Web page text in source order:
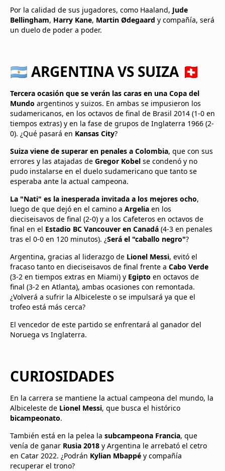
Por la calidad de sus jugadores, como Haaland, Jude
Bellingham, Harry Kane, Martin Ødegaard y compañía, será
un duelo de poder a poder.
🇦🇷 ARGENTINA VS SUIZA 🇨🇭
Tercera ocasión que se verán las caras en una Copa del
Mundo argentinos y suizos. En ambas se impusieron los
sudamericanos, en los octavos de final de Brasil 2014 (1-0 en
tiempos extras) y en la fase de grupos de Inglaterra 1966 (2-
0). ¿Qué pasará en Kansas City?
Suiza viene de superar en penales a Colombia, que con sus
errores y las atajadas de Gregor Kobel se condenó y no
pudo instalarse en el duelo sudamericano que tanto se
esperaba ante la actual campeona.
La "Nati" es la inesperada invitada a los mejores ocho,
luego de que dejó en el camino a Argelia en los
dieciseisavos de final (2-0) y a los Cafeteros en octavos de
final en el Estadio BC Vancouver en Canadá (4-3 en penales
tras el 0-0 en 120 minutos). ¿Será el "caballo negro"?
Argentina, gracias al liderazgo de Lionel Messi, evitó el
fracaso tanto en dieciseisavos de final frente a Cabo Verde
(3-2 en tiempos extras en Miami) y Egipto en octavos de
final (3-2 en Atlanta), ambas ocasiones con remontada.
¿Volverá a sufrir la Albiceleste o se impulsará ya que el
trofeo está más cerca?
El vencedor de este partido se enfrentará al ganador del
Noruega vs Inglaterra.
CURIOSIDADES
En la carrera se mantiene la actual campeona del mundo, la
Albiceleste de Lionel Messi, que busca el histórico
bicampeonato.
También está en la pelea la subcampeona Francia, que
venía de ganar Rusia 2018 y Argentina le arrebató el cetro
en Catar 2022. ¿Podrán Kylian Mbappé y compañía
recuperar el trono?